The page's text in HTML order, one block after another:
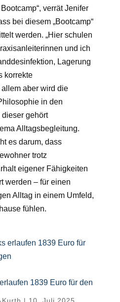
verrät Jenifer
bei diesem „Bootcamp“
werden. „Hier schulen
und ich
Lagerung
korrekte
aber wird die
in den
dieser gehört
Alltagsbegleitung.
es darum, dass
trotz
eigener Fähigkeiten
werden – für einen
Alltag in einem Umfeld,
fühlen.
1839 Euro für den
| 10. Juli 2025